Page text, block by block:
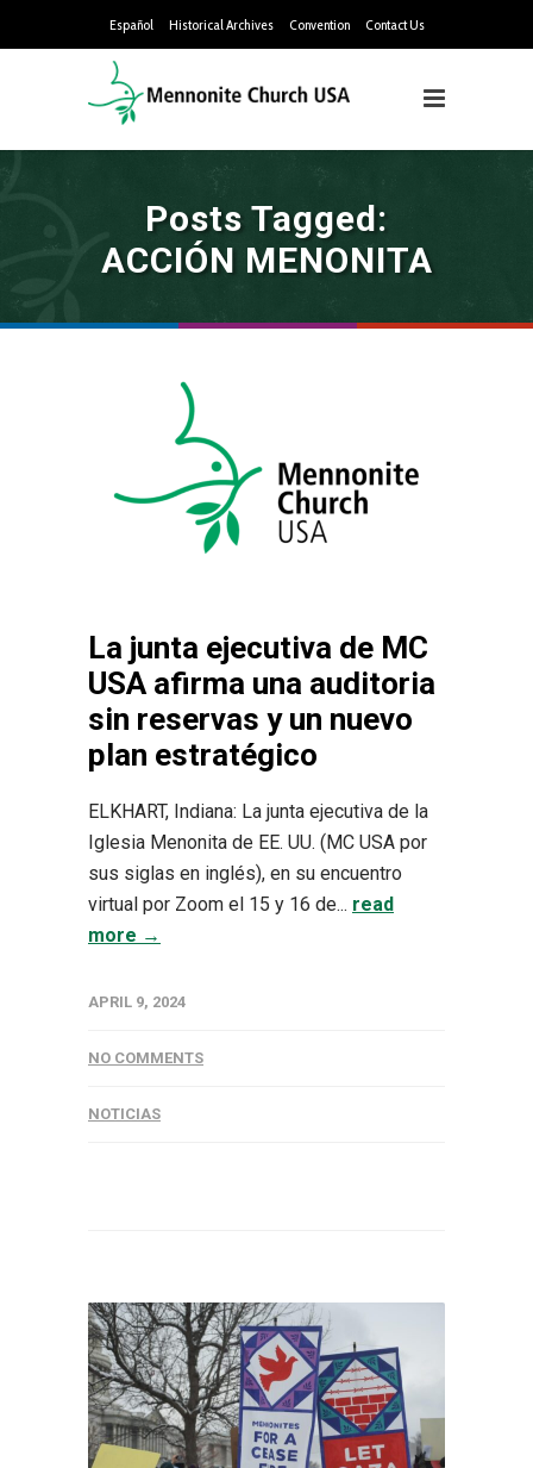
Español Historical Archives Convention Contact Us
Posts Tagged:
ACCIÓN MENONITA
La junta ejecutiva de MC
USA afirma una auditoria
sin reservas y un nuevo
plan estratégico
ELKHART, Indiana: La junta ejecutiva de la
Iglesia Menonita de EE. UU. (MC USA por
sus siglas en inglés), en su encuentro
virtual por Zoom el 15 y 16 de... read
more →
APRIL 9, 2024
NO COMMENTS
NOTICIAS